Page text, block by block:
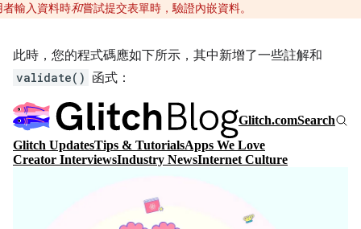
者輸入資料時和嘗試提交表單時，驗證內嵌資料。
此時，您的程式碼應如下所示，其中新增了一些註解和
validate() 函式：